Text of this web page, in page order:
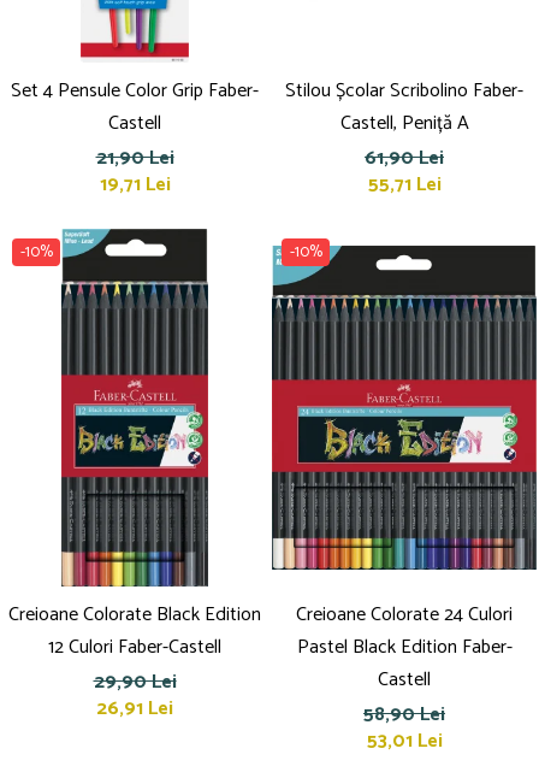
Set 4 Pensule Color Grip Faber-
Castell
21,90 Lei
19,71 Lei
Stilou Școlar Scribolino Faber-
Castell, Peniță A
61,90 Lei
55,71 Lei
-10%
Creioane Colorate Black Edition
12 Culori Faber-Castell
29,90 Lei
26,91 Lei
-10%
Creioane Colorate 24 Culori
Pastel Black Edition Faber-
Castell
58,90 Lei
53,01 Lei